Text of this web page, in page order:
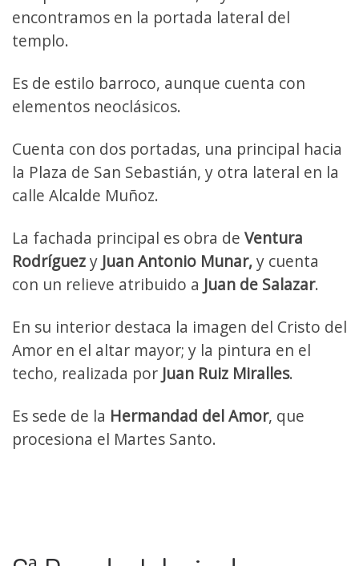
encontramos en la portada lateral del
templo.
Es de estilo barroco, aunque cuenta con
elementos neoclásicos.
Cuenta con dos portadas, una principal hacia
la Plaza de San Sebastián, y otra lateral en la
calle Alcalde Muñoz.
La fachada principal es obra de Ventura
Rodríguezy Juan Antonio Munar,y cuenta
con un relieve atribuido a Juan de Salazar.
En su interior destaca la imagen del Cristo del
Amor en el altar mayor; y la pintura en el
techo, realizada por Juan Ruiz Miralles.
Es sede de la Hermandad del Amor, que
procesiona el Martes Santo.